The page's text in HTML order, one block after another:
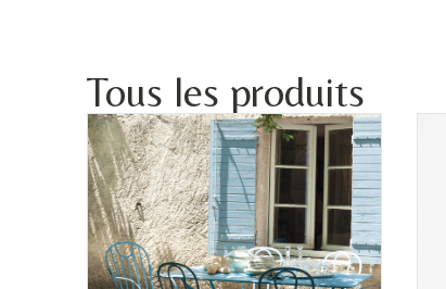
Tous les produits